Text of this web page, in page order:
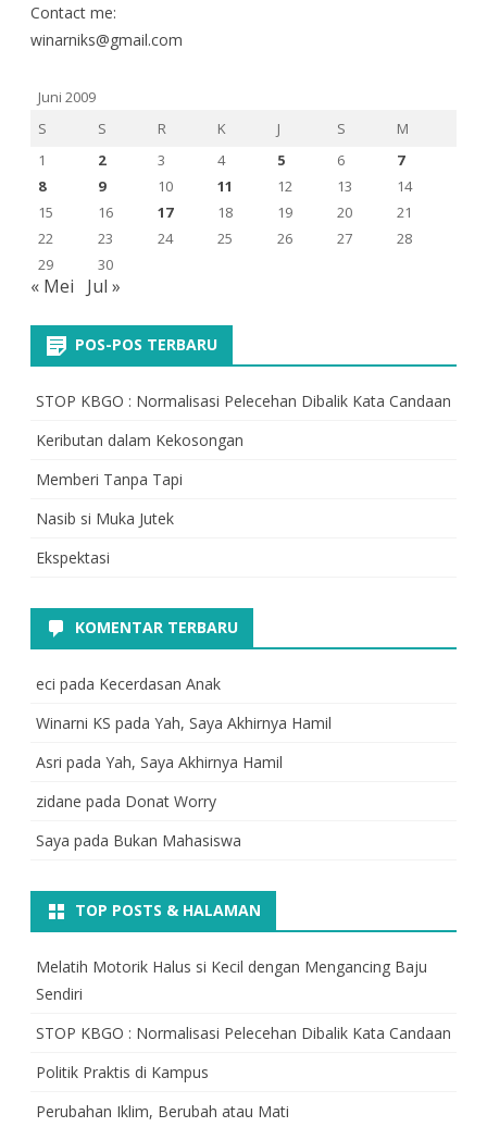
Contact me:
winarniks@gmail.com
Juni 2009
S
S R K J S
M
1
2 3 4 5 6
7
8
9 10 11 12 13
14
15
16 17 18 19 20
21
22
23 24 25 26 27
28
29
30
« Mei Jul »
POS-POS TERBARU
STOP KBGO : Normalisasi Pelecehan Dibalik Kata Candaan
Keributan dalam Kekosongan
Memberi Tanpa Tapi
Nasib si Muka Jutek
Ekspektasi
KOMENTAR TERBARU
eci pada Kecerdasan Anak
Winarni KS pada Yah, Saya Akhirnya Hamil
Asri pada Yah, Saya Akhirnya Hamil
zidane pada Donat Worry
Saya pada Bukan Mahasiswa
TOP POSTS & HALAMAN
Melatih Motorik Halus si Kecil dengan Mengancing Baju
Sendiri
STOP KBGO : Normalisasi Pelecehan Dibalik Kata Candaan
Politik Praktis di Kampus
Perubahan Iklim, Berubah atau Mati